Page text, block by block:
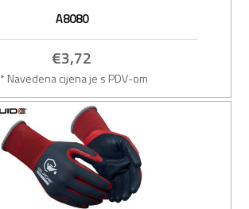
A8080
€3,72
* Navedena cijena je s PDV-om